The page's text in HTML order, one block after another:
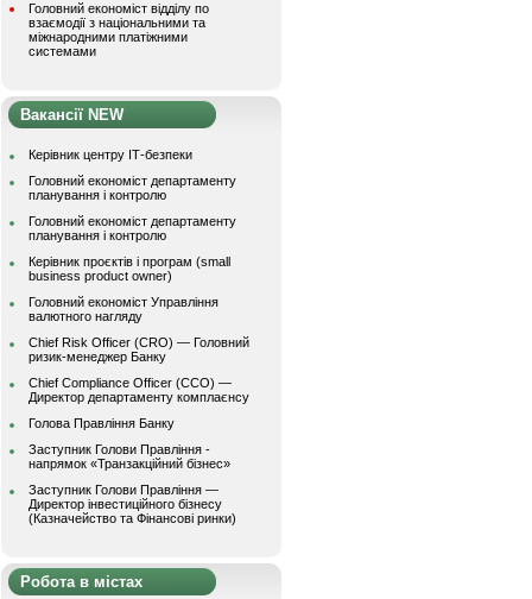
Головний економіст відділу по
взаємодії з національними та
міжнародними платіжними
системами
Вакансії NEW
Керівник центру ІТ-безпеки
Головний економіст департаменту
планування і контролю
Головний економіст департаменту
планування і контролю
Керівник проєктів і програм (small
business product owner)
Головний економіст Управління
валютного нагляду
Chief Risk Officer (CRO) — Головний
ризик-менеджер Банку
Chief Compliance Officer (CCO) —
Директор департаменту комплаєнсу
Голова Правління Банку
Заступник Голови Правління -
напрямок «Транзакційний бізнес»
Заступник Голови Правління —
Директор інвестиційного бізнесу
(Казначейство та Фінансові ринки)
Робота в містах